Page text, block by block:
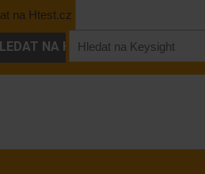
na Htest.cz